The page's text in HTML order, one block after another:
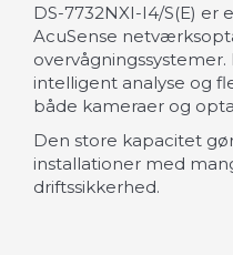
DS-7732NXI-I4/S(E) er
AcuSense
intelligent analyse og
både kameraer og
Den store kapacitet
installationer med
driftssikkerhed.